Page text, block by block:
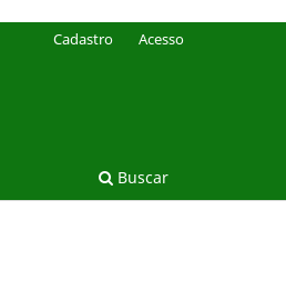
Buscar
Cadastro Acesso